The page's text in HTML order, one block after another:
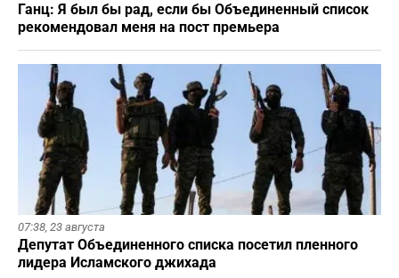
Ганц: Я был бы рад, если бы Объединенный список
рекомендовал меня на пост премьера
07:38, 23 августа
Депутат Объединенного списка посетил пленного
лидера Исламского джихада